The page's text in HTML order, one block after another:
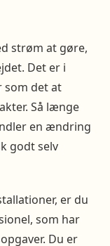
strøm at gøre,
Det er i
som det at
Så længe
en ændring
godt selv
er du
som har
Du er